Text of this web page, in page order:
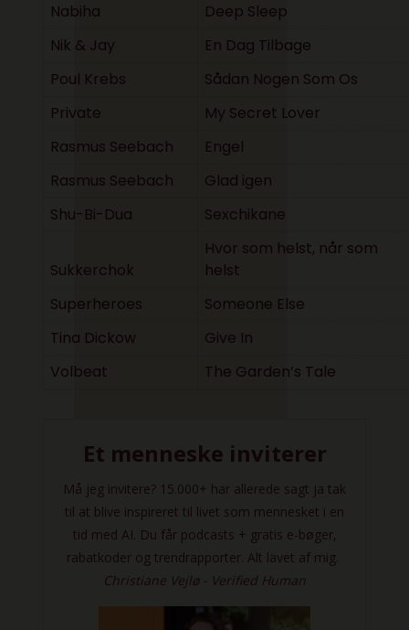
Nabiha
Deep Sleep
Nik & Jay
En Dag Tilbage
Poul Krebs
Sådan Nogen Som Os
Private
My Secret Lover
Rasmus Seebach
Engel
Rasmus Seebach
Glad igen
Shu-Bi-Dua
Sexchikane
Sukkerchok
Hvor som helst, når som
helst
Superheroes
Someone Else
Tina Dickow
Give In
Volbeat
The Garden’s Tale